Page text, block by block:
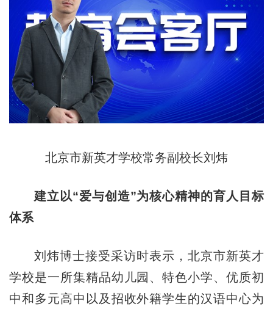
北京市新英才学校常务副校长刘炜
建立以“爱与创造”为核心精神的育人目标
体系
刘炜博士接受采访时表示，北京市新英才
学校是一所集精品幼儿园、特色小学、优质初
中和多元高中以及招收外籍学生的汉语中心为